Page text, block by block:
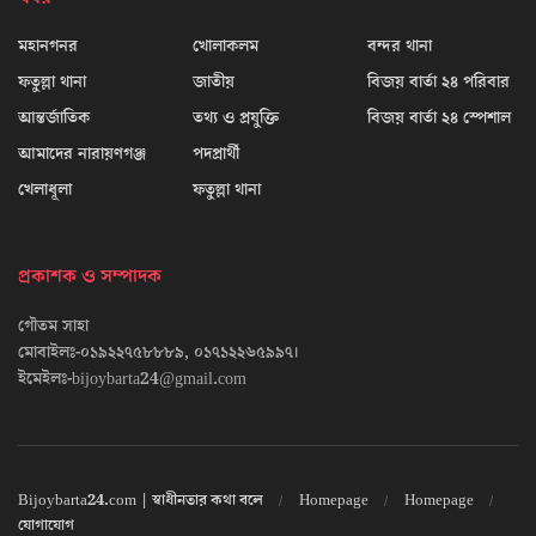
মহানগনর
ফতুল্লা থানা
আন্তর্জাতিক
আমাদের নারায়ণগঞ্জ
খেলাধূলা
খোলাকলম
জাতীয়
তথ্য ও প্রযুক্তি
পদপ্রার্থী
ফতুল্লা থানা
বন্দর থানা
বিজয় বার্তা ২৪ পরিবার
বিজয় বার্তা ২৪ স্পেশাল
প্রকাশক ও সম্পাদক
গৌতম সাহা
মোবাইলঃ-০১৯২২৭৫৮৮৮৯, ০১৭১২২৬৫৯৯৭।
ইমেইলঃ-bijoybarta24@gmail.com
Bijoybarta24.com | স্বাধীনতার কথা বলে Homepage
Homepage
যোগাযোগ